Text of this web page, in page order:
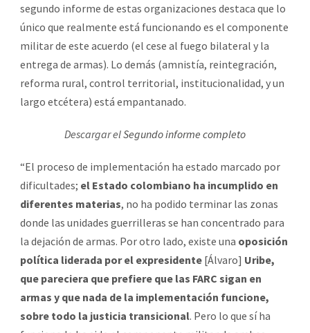
segundo informe de estas organizaciones destaca que lo
único que realmente está funcionando es el componente
militar de este acuerdo (el cese al fuego bilateral y la
entrega de armas). Lo demás (amnistía, reintegración,
reforma rural, control territorial, institucionalidad, y un
largo etcétera) está empantanado.
Descargar elSegundo informe completo
“El proceso de implementación ha estado marcado por
dificultades; el Estado colombiano ha incumplido en
diferentes materias, no ha podido terminar las zonas
donde las unidades guerrilleras se han concentrado para
la dejación de armas. Por otro lado, existe una oposición
política liderada por el expresidente [Álvaro] Uribe,
que pareciera que prefiere que las FARC sigan en
armas y que nada de la implementación funcione,
sobre todo la justicia transicional. Pero lo que sí ha